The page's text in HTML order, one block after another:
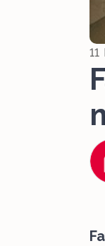
11